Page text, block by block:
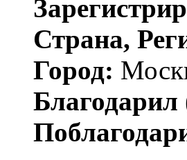
Страна,
Город:
Благодарил